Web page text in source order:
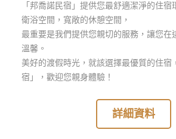
服
務
顧
「邦喬諾民宿」提供您最舒適潔淨的住宿
衛浴空間，寬敞的休憩空間，
最重要是我們提供您親切的服務，讓您在
溫馨。
美好的渡假時光，就該選擇最優質的住宿
宿」，歡迎您親身體驗！
詳細資料